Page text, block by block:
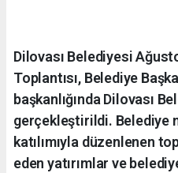
Dilovası Belediyesi
Toplantısı, Belediye
başkanlığında Dilovası
gerçekleştirildi. Belediye
katılımıyla düzenlenen
eden yatırımlar ve